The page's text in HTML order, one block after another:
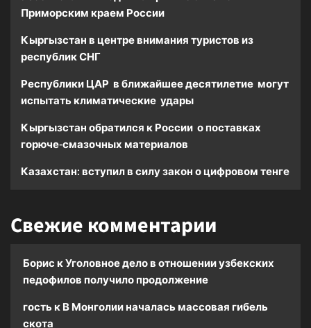
Приморским краем России
Кыргызстан в центре внимания туристов из
республик СНГ
Республики ЦАР в ближайшее десятилетие могут
испытать климатические удары
Кыргызстан обратился к России о поставках
горюче-смазочных материалов
Казахстан: вступил в силу закон о цифровом тенге
Свежие комментарии
Борис кУголовное дело в отношении узбекских
педофилов получило продолжение
гость к В Монголии началась массовая гибель
скота